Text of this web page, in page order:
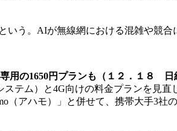
う。AIが無線網における混雑や競
用の1650円プランも（１２．１８ 日
テム）と4G向けの料金プランを見
（アハモ）」と併せて、携帯大手3